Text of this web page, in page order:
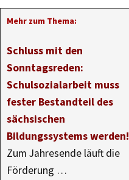
Mehr zum Thema:
Schluss mit den
Sonntagsreden:
Schulsozialarbeit muss
fester Bestandteil des
sächsischen
Bildungssystems werden!
Zum Jahresende läuft die
Förderung …